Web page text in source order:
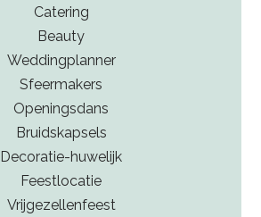
Catering
Beauty
Weddingplanner
Sfeermakers
Openingsdans
Bruidskapsels
Decoratie-huwelijk
Feestlocatie
Vrijgezellenfeest